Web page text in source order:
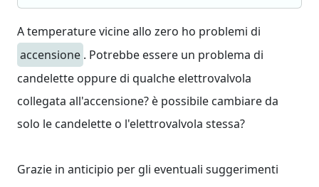
A temperature vicine allo zero ho problemi di
accensione . Potrebbe essere un problema di
candelette oppure di qualche elettrovalvola
collegata all'accensione? è possibile cambiare da
solo le candelette o l'elettrovalvola stessa?
Grazie in anticipio per gli eventuali suggerimenti